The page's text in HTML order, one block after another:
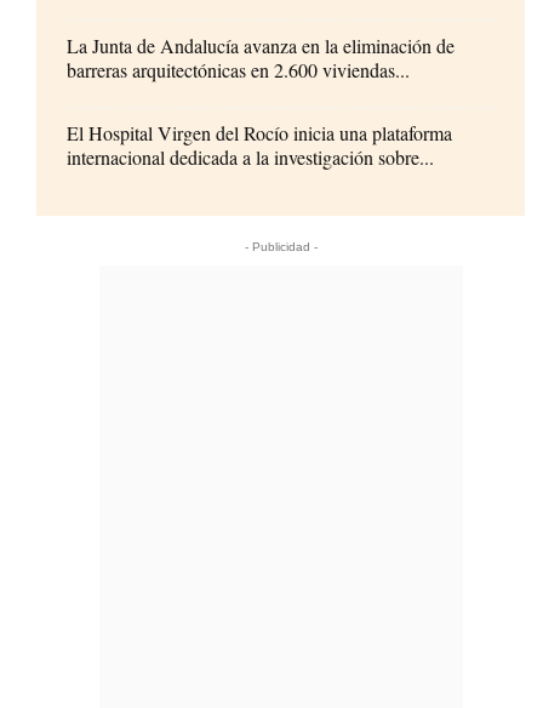
La Junta de Andalucía avanza en la eliminación de
barreras arquitectónicas en 2.600 viviendas...
El Hospital Virgen del Rocío inicia una plataforma
internacional dedicada a la investigación sobre...
- Publicidad -